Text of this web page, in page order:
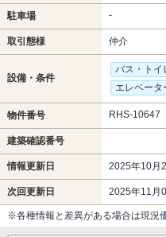
駐車場 -
取引態様 仲介
設備・条件
バス・トイ
エレベータ
物件番号 RHS-10647
建築確認番号
情報更新日 2025年10月
次回更新日 2025年11月
※各種情報と差異がある場合は現況